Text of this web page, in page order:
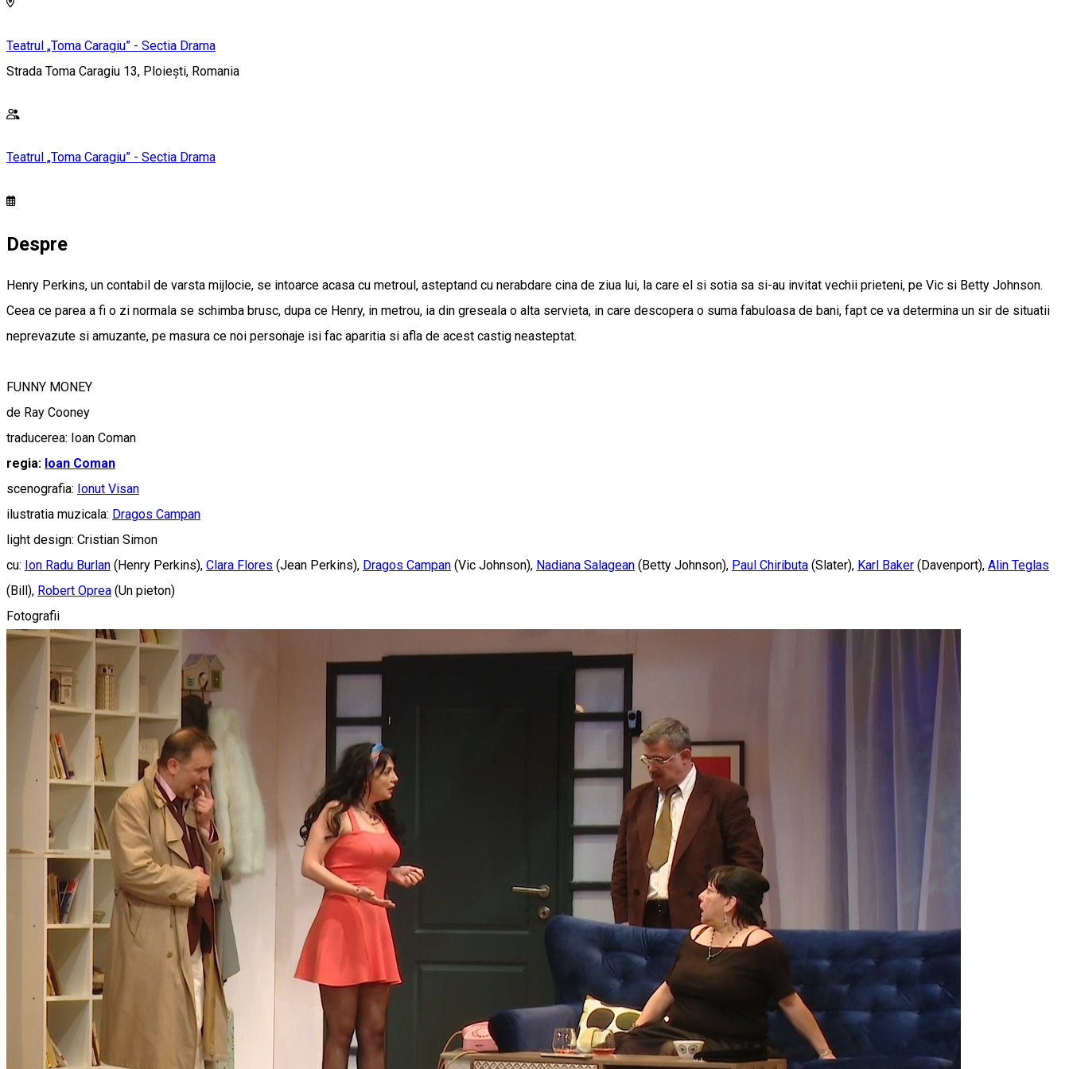
Teatrul „Toma Caragiu” - Sectia Drama
Strada Toma Caragiu 13, Ploiești, Romania
Teatrul „Toma Caragiu” - Sectia Drama
Despre
Henry Perkins, un contabil de varsta mijlocie, se intoarce acasa cu metroul, asteptand cu nerabdare cina de ziua lui, la care el si sotia sa si-au invitat vechii prieteni, pe Vic si Betty Johnson.
Ceea ce parea a fi o zi normala se schimba brusc, dupa ce Henry, in metrou, ia din greseala o alta servieta, in care descopera o suma fabuloasa de bani, fapt ce va determina un sir de situatii
neprevazute si amuzante, pe masura ce noi personaje isi fac aparitia si afla de acest castig neasteptat.
FUNNY MONEY
de Ray Cooney
traducerea: Ioan Coman
regia: Ioan Coman
scenografia: Ionut Visan
ilustratia muzicala: Dragos Campan
light design: Cristian Simon
cu: Ion Radu Burlan (Henry Perkins), Clara Flores (Jean Perkins), Dragos Campan (Vic Johnson), Nadiana Salagean (Betty Johnson), Paul Chiributa (Slater), Karl Baker (Davenport), Alin Teglas
(Bill), Robert Oprea (Un pieton)
Fotografii